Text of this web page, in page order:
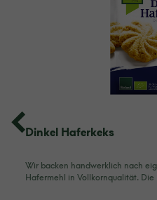
Dinkel Haferkeks
Wir backen handwerklich nach